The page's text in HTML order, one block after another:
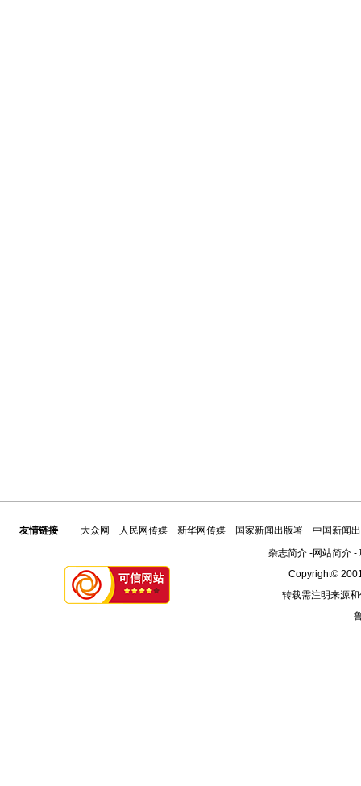
友情链接 大众网 人民网传媒 新华网传媒 国家新闻出版署
中国新闻
杂志简介-网站简介-
Copyright©
转载需注明来源